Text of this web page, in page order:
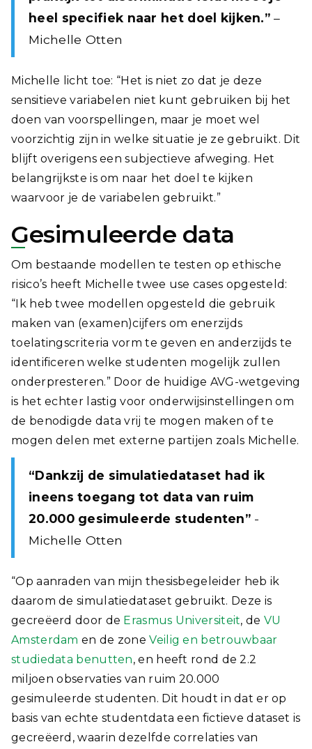
heel specifiek naar het doel kijken.”–
Michelle Otten
Michelle licht toe: “Het is niet zo dat je deze
sensitieve variabelen niet kunt gebruiken bij het
doen van voorspellingen, maar je moet wel
voorzichtig zijn in welke situatie je ze gebruikt. Dit
blijft overigens een subjectieve afweging. Het
belangrijkste is om naar het doel te kijken
waarvoor je de variabelen gebruikt.”
Gesimuleerde data
Om bestaande modellen te testen op ethische
risico’s heeft Michelle twee use cases opgesteld:
“Ik heb twee modellen opgesteld die gebruik
maken van (examen)cijfers om enerzijds
toelatingscriteria vorm te geven en anderzijds te
identificeren welke studenten mogelijk zullen
onderpresteren.” Door de huidige AVG-wetgeving
is het echter lastig voor onderwijsinstellingen om
de benodigde data vrij te mogen maken of te
mogen delen met externe partijen zoals Michelle.
“Dankzij de simulatiedataset had ik
ineens toegang tot data van ruim
20.000 gesimuleerde studenten” -
Michelle Otten
“Op aanraden van mijn thesisbegeleider heb ik
daarom de simulatiedataset gebruikt. Deze is
gecreëerd door de Erasmus Universiteit, de VU
Amsterdam en de zoneVeilig en betrouwbaar
studiedata benutten, en heeft rond de 2.2
miljoen observaties van ruim 20.000
gesimuleerde studenten. Dit houdt in dat er op
basis van echte studentdata een fictieve dataset is
gecreëerd, waarin dezelfde correlaties van